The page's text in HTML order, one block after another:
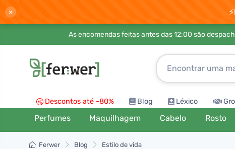
× ⚡
As encomendas feitas antes das 12:00 são
Descontos até -80% Blog Léxico
Perfumes Maquilhagem Cabelo Rosto
Ferwer Blog Estilo de vida